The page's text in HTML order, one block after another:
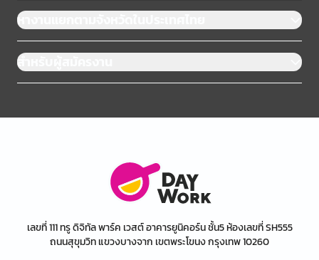
หางานแยกตามจังหวัดในประเทศไทย
สำหรับผู้สมัครงาน
เลขที่ 111 ทรู ดิจิทัล พาร์ค เวสต์ อาคารยูนิคอร์น ชั้น5 ห้องเลขที่ SH555
ถนนสุขุมวิท แขวงบางจาก เขตพระโขนง กรุงเทพ 10260